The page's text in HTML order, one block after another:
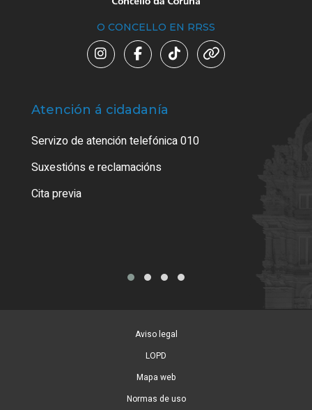
O CONCELLO EN RRSS
Atención á cidadanía
Servizo de atención telefónica 010
Suxestións e reclamacións
Cita previa
Aviso legal
LOPD
Mapa web
Normas de uso